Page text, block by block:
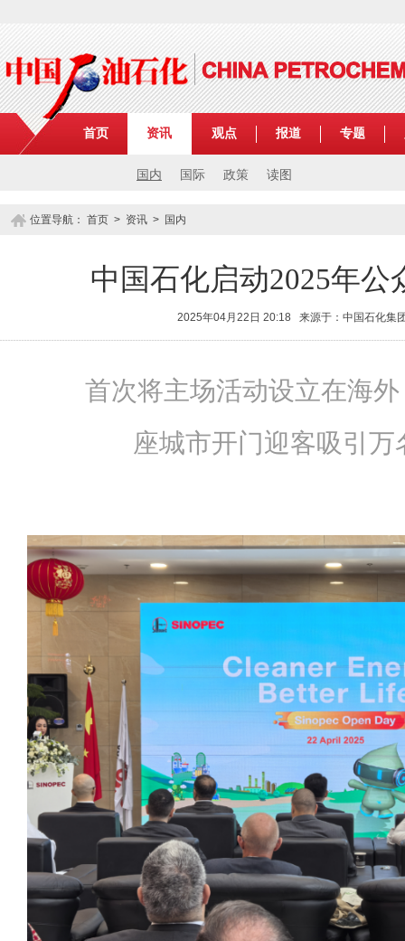
首页 资讯
国内 国际 政策 读图
观点 报道 专题
位置导航： 首页 > 资讯 > 国内
中国石化启动2025年公
2025年04月22日 20:18 来源于：中国石化
首次将主场活动设立在海
座城市开门迎客吸引万